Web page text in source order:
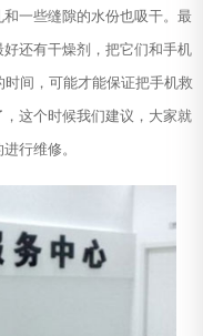
一些缝隙的水份也吸干。最
还有干燥剂，把它们和手机
间，可能才能保证把手机救
这个时候我们建议，大家就
行维修。